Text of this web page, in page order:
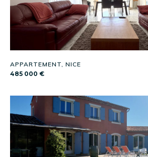
APPARTEMENT, NICE
485 000 €